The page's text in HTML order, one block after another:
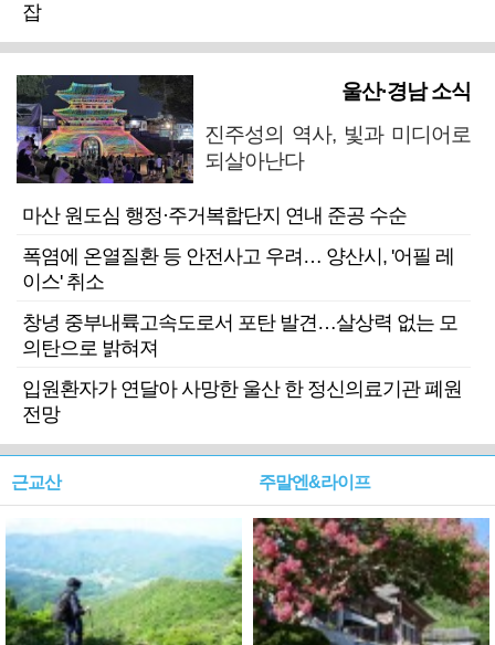
잡
울산·경남 소식
진주성의 역사, 빛과 미디어로
되살아난다
마산 원도심 행정·주거복합단지 연내 준공 수순
폭염에 온열질환 등 안전사고 우려… 양산시, '어필 레
이스' 취소
창녕 중부내륙고속도로서 포탄 발견…살상력 없는 모
의탄으로 밝혀져
입원환자가 연달아 사망한 울산 한 정신의료기관 폐원
전망
근교산 주말엔&라이프